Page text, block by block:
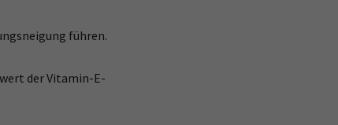
führen.
der Vitamin-E-